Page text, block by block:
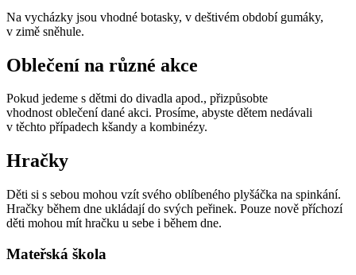
Na vycházky jsou vhodné botasky, v deštivém období gumáky,
v zimě sněhule.
Oblečení na různé akce
Pokud jedeme s dětmi do divadla apod., přizpůsobte
vhodnost oblečení dané akci. Prosíme, abyste dětem nedávali
v těchto případech kšandy a kombinézy.
Hračky
Děti si s sebou mohou vzít svého oblíbeného plyšáčka na spinkání.
Hračky během dne ukládají do svých peřinek. Pouze nově příchozí
děti mohou mít hračku u sebe i během dne.
Mateřská škola